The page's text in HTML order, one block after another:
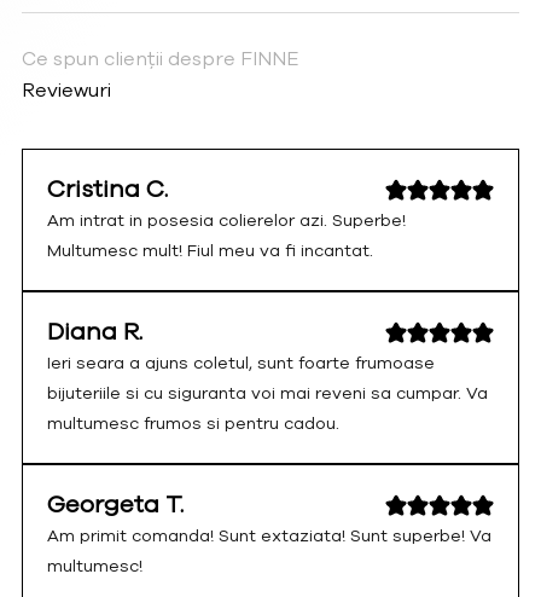
Ce spun clienții despre FINNE
Reviewuri
Cristina C.
Am intrat in posesia colierelor azi. Superbe!
Multumesc mult! Fiul meu va fi incantat.
Diana R.
Ieri seara a ajuns coletul, sunt foarte frumoase
bijuteriile si cu siguranta voi mai reveni sa cumpar. Va
multumesc frumos si pentru cadou.
Georgeta T.
Am primit comanda! Sunt extaziata! Sunt superbe! Va
multumesc!